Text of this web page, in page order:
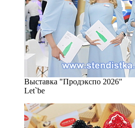
Выставка "Продэкспо 2026"
Let`be